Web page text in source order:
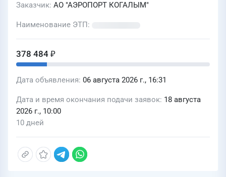
Заказчик АО "АЭРОПОРТ КОГАЛЫМ"
Наименование ЭТП
378 484 ₽
Дата объявления 06 августа 2026 г., 16:31
Дата и время окончания подачи заявок 18 августа
2026 г., 10:00
10 дней